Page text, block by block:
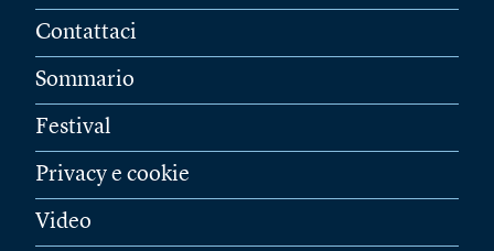
Contattaci
Sommario
Festival
Privacy e cookie
Video